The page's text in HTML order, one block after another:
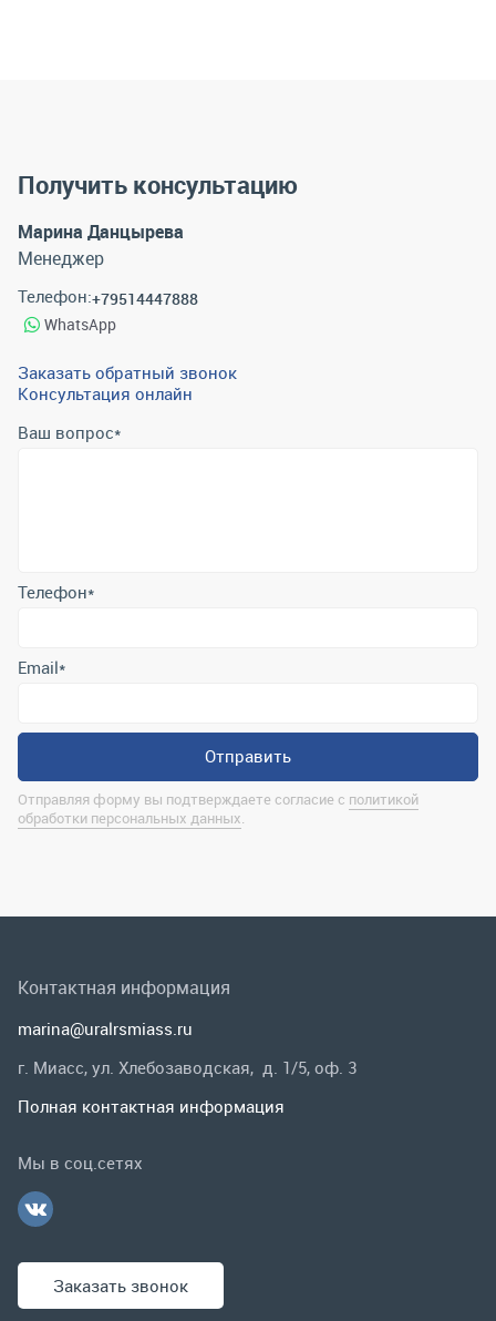
Получить консультацию
Марина Данцырева
Менеджер
Телефон:+79514447888
WhatsApp
Заказать обратный звонок
Консультация онлайн
Ваш вопрос*
Отправляя форму вы подтверждаете согласие с
Спецпредложения
Гарантии и возврат
Контактная информация
marina@uralrsmiass.ru
Заказать звонок